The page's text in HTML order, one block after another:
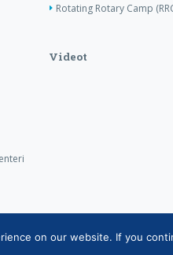
Rotating Rotary Camp
Videot
tietosuojaseloste|
on our website. If you